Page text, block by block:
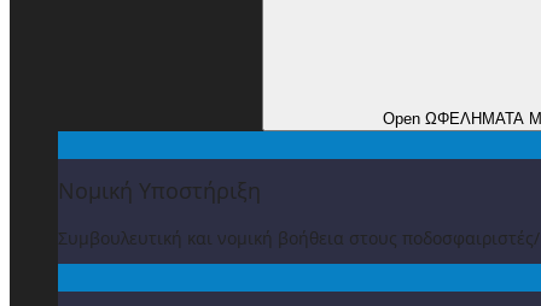
Open ΩΦΕΛΗΜΑΤΑ
Νομική Υποστήριξη
Συμβουλευτική και νομική βοήθεια στους